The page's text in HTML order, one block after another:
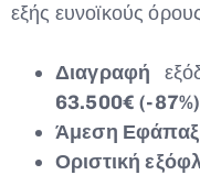
εξής ευνοϊκούς
Διαγραφή
63.500€ (-87%)
Άμεση
Οριστική